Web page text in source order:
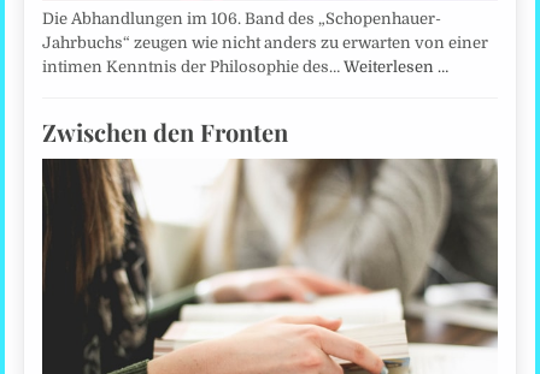
Die Abhandlungen im 106. Band des „Schopenhauer-
Jahrbuchs“ zeugen wie nicht anders zu erwarten von einer
intimen Kenntnis der Philosophie des…Weiterlesen …
Zwischen den Fronten